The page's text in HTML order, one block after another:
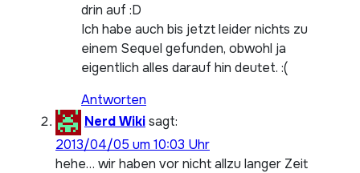
drin auf :D
Ich habe auch bis jetzt leider nichts zu
einem Sequel gefunden, obwohl ja
eigentlich alles darauf hin deutet. :(
Antworten
Nerd Wikisagt:
2013/04/05 um 10:03 Uhr
hehe… wir haben vor nicht allzu langer Zeit